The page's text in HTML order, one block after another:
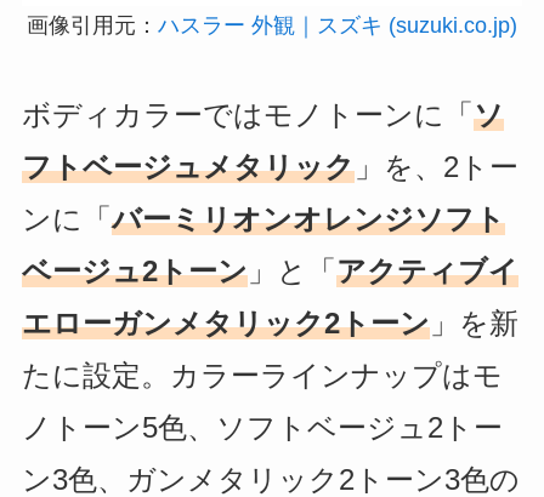
画像引用元： ハスラー 外観｜スズキ (suzuki.co.jp)
ボディカラーではモノトーンに「ソ
フトベージュメタリック」を、2トー
ンに「バーミリオンオレンジソフト
ベージュ2トーン」と「アクティブイ
エローガンメタリック2トーン」を新
たに設定。カラーラインナップはモ
ノトーン5色、ソフトベージュ2トー
ン3色、ガンメタリック2トーン3色の